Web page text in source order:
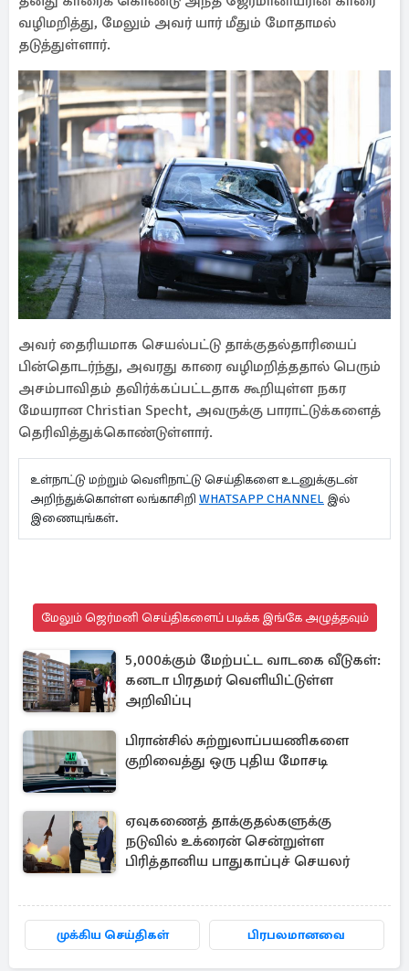
வழிமறித்து, மேலும் அவர் யார் மீதும் மோதாமல்
தடுத்துள்ளார்.
அவர் தைரியமாக செயல்பட்டு தாக்குதல்தாரியைப்
பின்தொடர்ந்து, அவரது காரை வழிமறித்ததால் பெரும்
அசம்பாவிதம் தவிர்க்கப்பட்டதாக கூறியுள்ள நகர
மேயரான Christian Specht, அவருக்கு பாராட்டுக்களைத்
தெரிவித்துக்கொண்டுள்ளார்.
உள்நாட்டு மற்றும் வெளிநாட்டு செய்திகளை உடனுக்குடன்
அறிந்துக்கொள்ள லங்காசிறி WHATSAPP CHANNEL இல்
இணையுங்கள்.
மேலும் ஜெர்மனி செய்திகளைப் படிக்க இங்கே அழுத்தவும்
5,000க்கும் மேற்பட்ட வாடகை வீடுகள்:
கனடா பிரதமர் வெளியிட்டுள்ள
அறிவிப்பு
பிரான்சில் சுற்றுலாப்பயணிகளை
குறிவைத்து ஒரு புதிய மோசடி
ஏவுகணைத் தாக்குதல்களுக்கு
நடுவில் உக்ரைன் சென்றுள்ள
பிரித்தானிய பாதுகாப்புச் செயலர்
முக்கிய செய்திகள் பிரபலமானவை